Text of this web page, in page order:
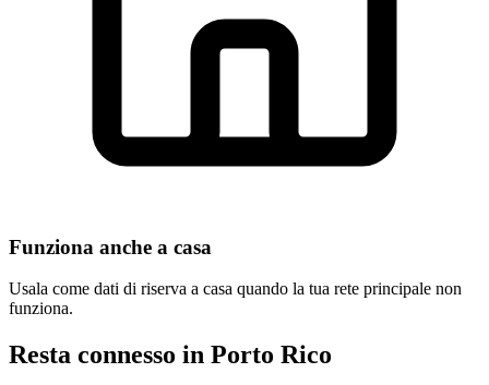
Funziona anche a casa
Usala come dati di riserva a casa quando la tua rete principale non
funziona.
Resta connesso in Porto Rico